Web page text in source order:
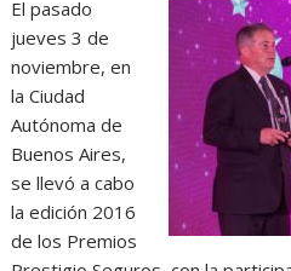
El pasado
jueves 3 de
noviembre, en
la Ciudad
Autónoma de
Buenos Aires,
se llevó a cabo
la edición 2016
de los Premios